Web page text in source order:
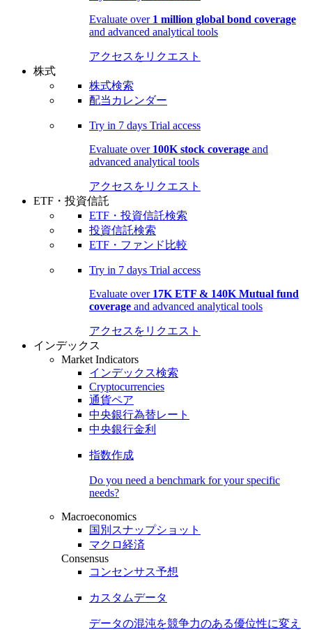
Evaluate over 1 million global bond coverage
and advanced analytical tools
アクセスをリクエスト
株式
株式検索
配当カレンダー
Try in 7 days Trial access
Evaluate over 100K stock coverage and
advanced analytical tools
アクセスをリクエスト
ETF・投資信託
ETF・投資信託検索
投資信託検索
ETF・ファンド比較
Try in 7 days Trial access
Evaluate over 17K ETF & 140K Mutual fund
coverage and advanced analytical tools
アクセスをリクエスト
インデックス
Market Indicators
インデックス検索
Cryptocurrencies
通貨ペア
中央銀行為替レート
中央銀行金利
指数作成
Do you need a benchmark for your specific
needs?
Macroeconomics
国別スナップショット
マクロ経済
Consensus
コンセンサス予想
カスタムデータ
データの混沌を競争力のある優位性に変え